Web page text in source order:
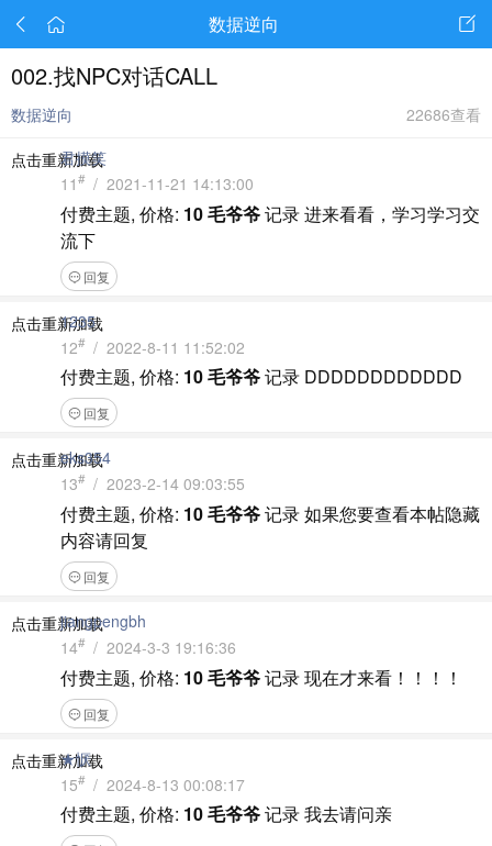
数据逆向
002.找NPC对话CALL
数据逆向 22686查看
点击重新加载
君摸笑
11# / 2021-11-21 14:13:00
付费主题, 价格: 10 毛爷爷记录进来看看，学习学习交
流下
回复
点击重新加载
1235
12# / 2022-8-11 11:52:02
付费主题, 价格: 10 毛爷爷记录 DDDDDDDDDDDD
回复
点击重新加载
eks354
13# / 2023-2-14 09:03:55
付费主题, 价格: 10 毛爷爷记录如果您要查看本帖隐藏
内容请回复
回复
点击重新加载jiangpengbh
14# / 2024-3-3 19:16:36
付费主题, 价格: 10 毛爷爷记录现在才来看！！！！
回复
点击重新加载
★恹
15# / 2024-8-13 00:08:17
付费主题, 价格: 10 毛爷爷记录我去请问亲